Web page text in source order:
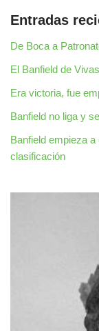
Entradas
De Boca a
El Banfield de
Era victoria, fue
Banfield no liga y
Banfield empieza
clasificación